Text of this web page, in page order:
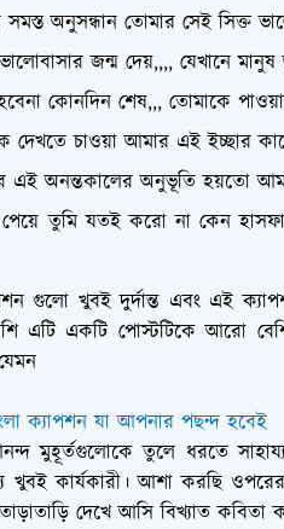
অনুসন্ধান তোমার সেই সিক্ত
জন্ম দেয়,,,, যেখানে
কোনদিন শেষ,,, তোমাকে
দেখতে চাওয়া আমার এই ইচ্ছার
এই অনন্তকালের অনুভূতি হয়তো
পেয়ে তুমি যতই করো না কেন
গুলো খুবই দুর্দান্ত এবং এই
এটি একটি পোস্টটিকে আরো
ক্যাপশন যা আপনার পছন্দ হবেই
মুহূর্তগুলোকে তুলে ধরতে
খুবই কার্যকারী। আশা করছি
দেখে আসি বিখ্যাত কবিতা